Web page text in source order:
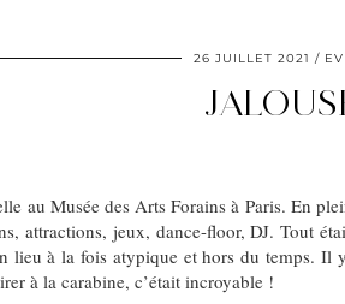
26 JUILLET 2021
au Musée des Arts Forains à Paris. En
attractions, jeux, dance-floor, DJ. Tout
à la fois atypique et hors du temps. Il
à la carabine, c’était incroyable !